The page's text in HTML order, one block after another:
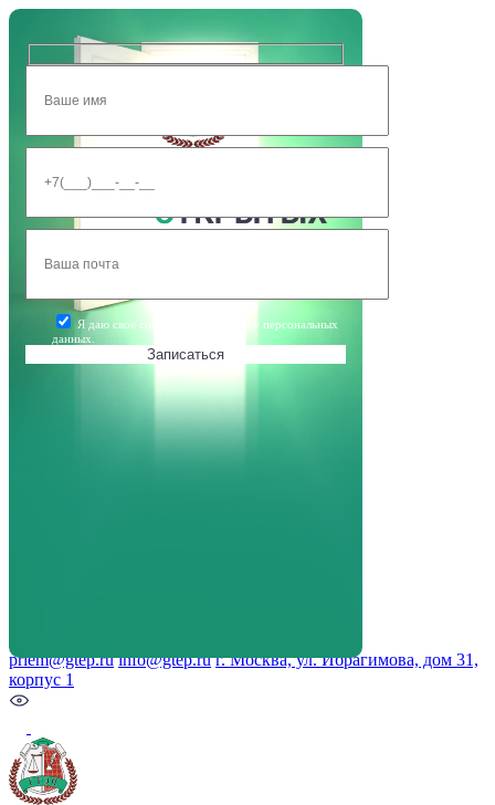
Я даю свое согласие на обработку персональных
данных.
priem@gtep.ru info@gtep.ru г. Москва, ул. Ибрагимова, дом 31,
корпус 1